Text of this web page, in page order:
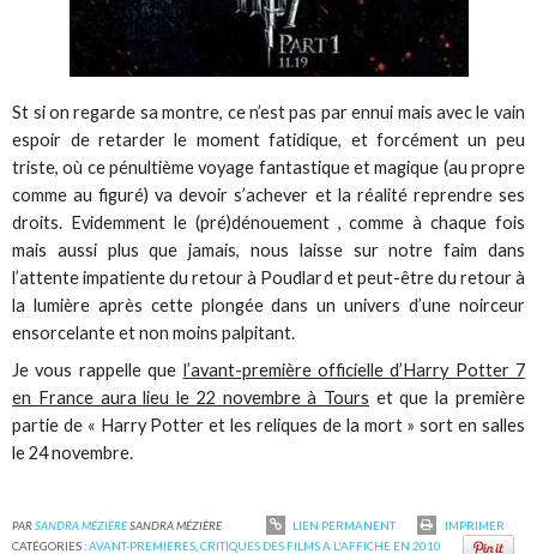
St si on regarde sa montre, ce n’est pas par ennui mais avec le vain
espoir de retarder le moment fatidique, et forcément un peu
triste, où ce pénultième voyage fantastique et magique (au propre
comme au figuré) va devoir s’achever et la réalité reprendre ses
droits. Evidemment le (pré)dénouement , comme à chaque fois
mais aussi plus que jamais, nous laisse sur notre faim dans
l’attente impatiente du retour à Poudlard et peut-être du retour à
la lumière après cette plongée dans un univers d’une noirceur
ensorcelante et non moins palpitant.
Je vous rappelle que l’avant-première officielle d’Harry Potter 7
en France aura lieu le 22 novembre à Tours et que la première
partie de « Harry Potter et les reliques de la mort » sort en salles
le 24 novembre.
PARSANDRA MÉZIÈRESANDRA MÉZIÈRE LIEN PERMANENT
IMPRIMER
CATÉGORIES :AVANT-PREMIERES ,CRITIQUES DES FILMS A L'AFFICHE EN 2010